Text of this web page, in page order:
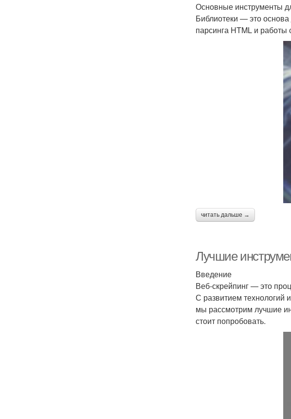
Основные инструменты
Библиотеки — это
парсинга HTML и
читать дальше →
Лучшие
Введение
Веб-скрейпинг — это
С развитием технологий
мы рассмотрим лучшие
стоит попробовать.